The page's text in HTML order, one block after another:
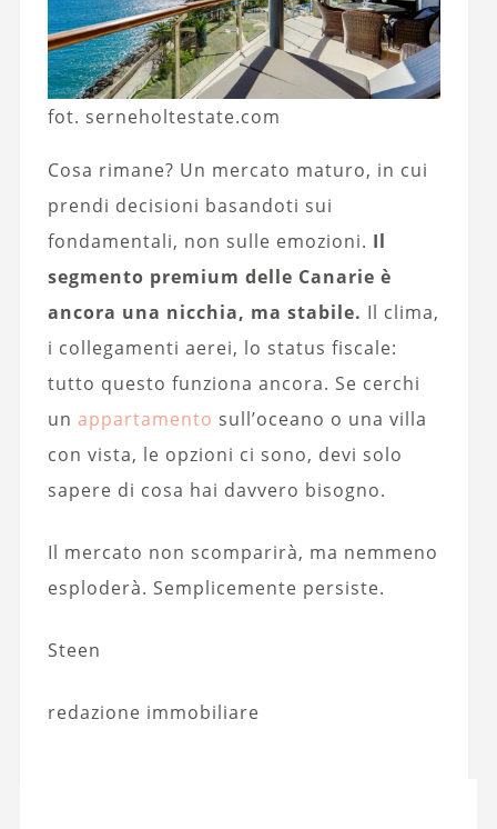
fot. serneholtestate.com
Cosa rimane? Un mercato maturo, in cui
prendi decisioni basandoti sui
fondamentali, non sulle emozioni. Il
segmento premium delle Canarie è
ancora una nicchia, ma stabile. Il clima,
i collegamenti aerei, lo status fiscale:
tutto questo funziona ancora. Se cerchi
un appartamento sull’oceano o una villa
con vista, le opzioni ci sono, devi solo
sapere di cosa hai davvero bisogno.
Il mercato non scomparirà, ma nemmeno
esploderà. Semplicemente persiste.
Steen
redazione immobiliare